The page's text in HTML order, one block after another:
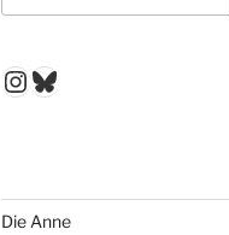
Instagram
Bluesky
Die Anne